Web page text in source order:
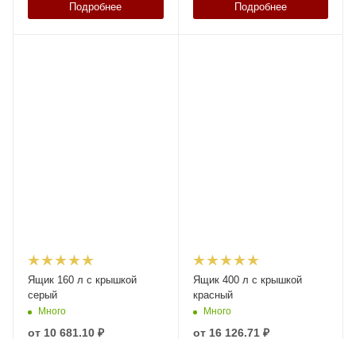
Подробнее Подробнее
Ящик 160 л с крышкой
серый
Много
от 10 681.10 ₽
Ящик 400 л с крышкой
красный
Много
от 16 126.71 ₽